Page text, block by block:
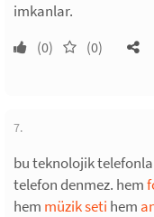
imkanlar.
(0) (0)
7.
bu teknolojik
telefon denmez. hem
hem müzik seti hem